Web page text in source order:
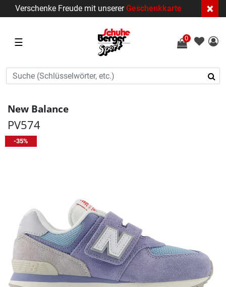
Verschenke Freude mit unsererGeschenkkarte ×
☰ 0
New Balance
PV574
-35%